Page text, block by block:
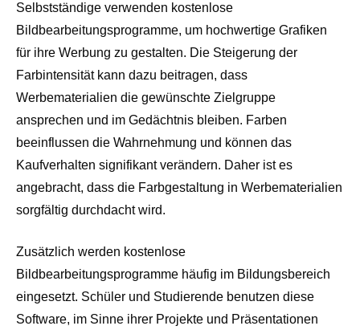
Selbstständige verwenden kostenlose
Bildbearbeitungsprogramme, um hochwertige Grafiken
für ihre Werbung zu gestalten. Die Steigerung der
Farbintensität kann dazu beitragen, dass
Werbematerialien die gewünschte Zielgruppe
ansprechen und im Gedächtnis bleiben. Farben
beeinflussen die Wahrnehmung und können das
Kaufverhalten signifikant verändern. Daher ist es
angebracht, dass die Farbgestaltung in Werbematerialien
sorgfältig durchdacht wird.
Zusätzlich werden kostenlose
Bildbearbeitungsprogramme häufig im Bildungsbereich
eingesetzt. Schüler und Studierende benutzen diese
Software, im Sinne ihrer Projekte und Präsentationen